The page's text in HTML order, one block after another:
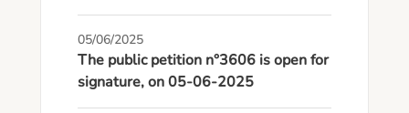
05/06/2025
The public petition n°3606 is open for
signature, on 05-06-2025